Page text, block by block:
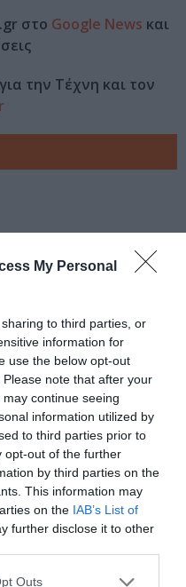
My Personal
to third parties, or
information for
use the below opt-out
note that after your
continue seeing
information utilized by
to third parties prior to
opt-out of the further
by third parties on the
This information may
on the IAB’s List of
further disclose it to other
Outs
στο Google News και
για την Τέχνη και τον